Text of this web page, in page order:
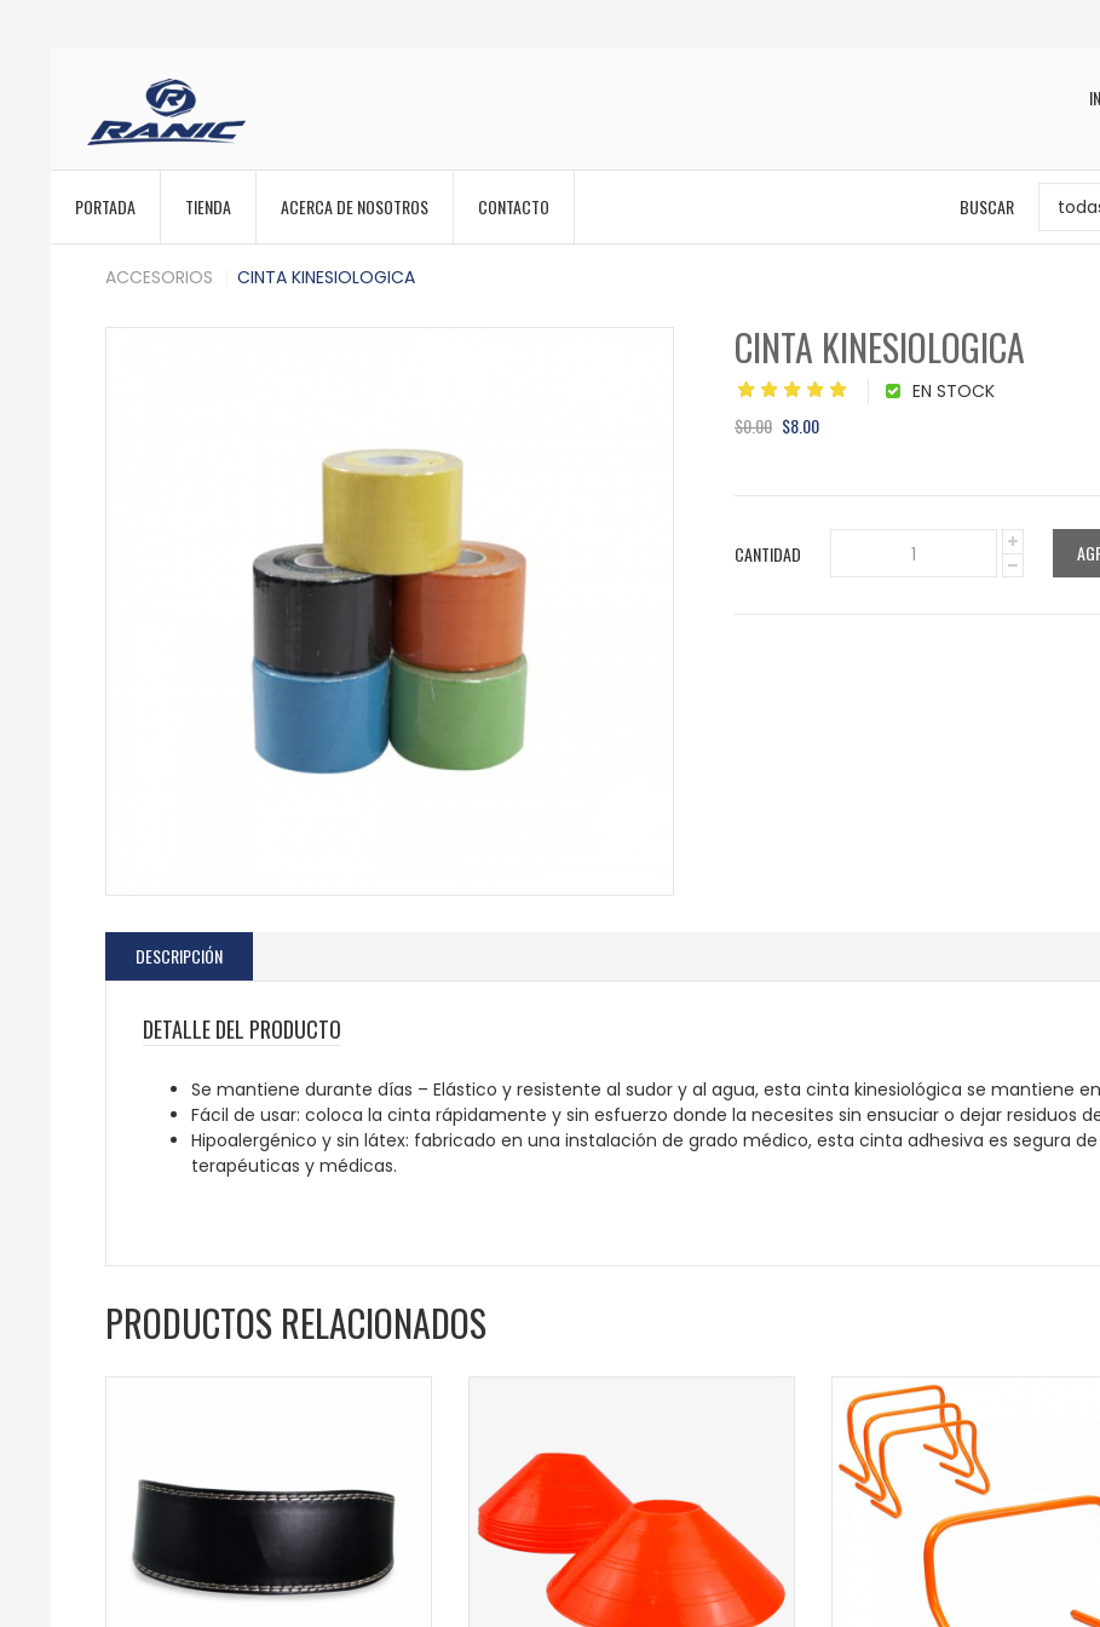
PORTADA TIENDA ACERCA DE NOSOTROS CONTACTO BUSCAR
ACCESORIOS CINTA KINESIOLOGICA
CINTA KINESIOLOGICA
EN STOCK
$0.00 $8.00
CANTIDAD 1
DESCRIPCIÓN
DETALLE DEL PRODUCTO
Se mantiene durante días – Elástico y resistente al sudor y al agua, esta cinta kinesiológica se mantiene
Fácil de usar: coloca la cinta rápidamente y sin esfuerzo donde la necesites sin ensuciar o dejar residuos
Hipoalergénico y sin látex: fabricado en una instalación de grado médico, esta cinta adhesiva es segura
terapéuticas y médicas.
PRODUCTOS RELACIONADOS